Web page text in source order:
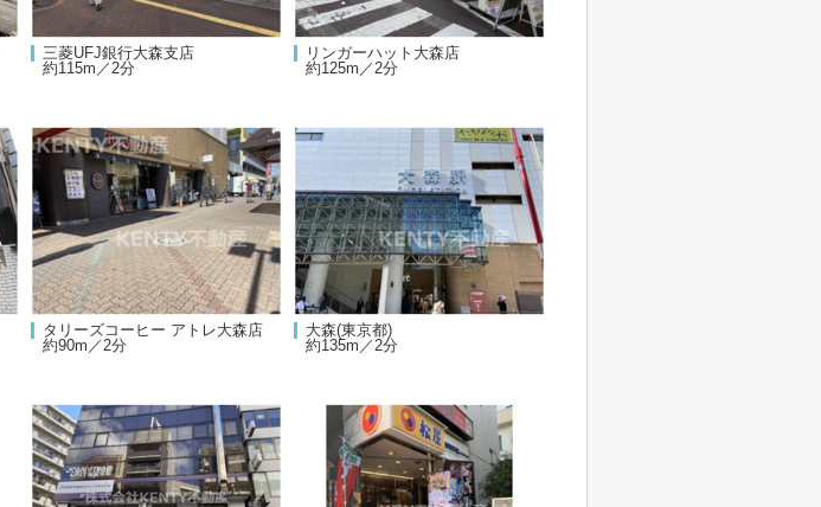
三菱UFJ銀行大森支店
約115m／2分
リンガーハット大森店
約125m／2分
タリーズコーヒー アトレ大森店
約90m／2分
大森(東京都)
約135m／2分